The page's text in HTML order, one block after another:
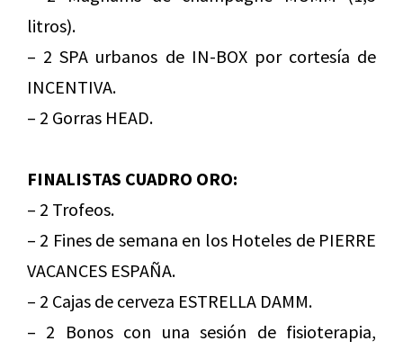
litros).
– 2 SPA urbanos de IN-BOX por cortesía de
INCENTIVA.
– 2 Gorras HEAD.
FINALISTAS CUADRO ORO:
– 2 Trofeos.
– 2 Fines de semana en los Hoteles de PIERRE
VACANCES ESPAÑA.
– 2 Cajas de cerveza ESTRELLA DAMM.
– 2 Bonos con una sesión de fisioterapia,